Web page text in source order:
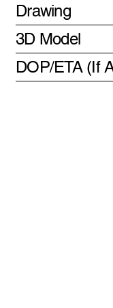
Drawing
3D Model
DOP/ETA (If